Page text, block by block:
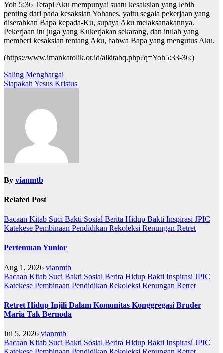
Yoh 5:36 Tetapi Aku mempunyai suatu kesaksian yang lebih
penting dari pada kesaksian Yohanes, yaitu segala pekerjaan yang
diserahkan Bapa kepada-Ku, supaya Aku melaksanakannya.
Pekerjaan itu juga yang Kukerjakan sekarang, dan itulah yang
memberi kesaksian tentang Aku, bahwa Bapa yang mengutus Aku.
(https://www.imankatolik.or.id/alkitabq.php?q=Yoh5:33-36;)
Post
navigation
Saling Menghargai
Siapakah Yesus Kristus
By vianmtb
Related Post
Bacaan Kitab Suci Bakti Sosial Berita Hidup Bakti Inspirasi JPIC
Katekese Pembinaan Pendidikan Rekoleksi Renungan Retret
Pertemuan Yunior
Aug 1, 2026 vianmtb
Bacaan Kitab Suci Bakti Sosial Berita Hidup Bakti Inspirasi JPIC
Katekese Pembinaan Pendidikan Rekoleksi Renungan Retret
Retret Hidup Injili Dalam Komunitas Konggregasi Bruder
Maria Tak Bernoda
Jul 5, 2026 vianmtb
Bacaan Kitab Suci Bakti Sosial Berita Hidup Bakti Inspirasi JPIC